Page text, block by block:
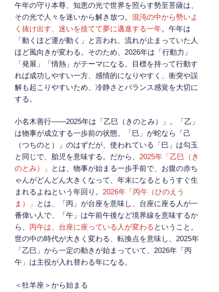
午年の守り本尊、知恵の光で世界を照らす勢至菩薩は、
その光で人々を迷いから解き放つ。 混沌の中から勢いよ
く抜け出す、迷いを捨てて夢に邁進する一年。午年は
「動くほど運が動く」と言われ、流れが止まっていた人
ほど風向きが変わる。そのため、2026年は「行動力」
「発展」「情熱」がテーマになる。目標を持って行動す
れば成功しやすい一方、感情的になりやすく、衝突や誤
解も起こりやすいため、冷静さとバランス感覚を大切に
する。
小名木善行――2025年は「乙巳（きのとみ）」。「乙」
は物事が成立する一歩前の状態。「巳」が蛇なら「己
（つちのと）」のはずだが、使われている「巳」は勾玉
と同じで、胎児を意味する。だから、 2025年「乙巳（き
のとみ）」
とは、物事が始まる一歩手前で、お腹の赤ち
ゃんがどんどん大きくなって、年末になるともうすぐ生
まれるよねという年回り。 2026年「丙午（ひのえう
ま）」
とは、「丙」が台座を意味し、台座に座る人が一
番偉い人で、「午」は午前午後など境界線を意味するか
ら、 丙午は、台座に座っている人が変わる ということ。
世の中の時代が大きく変わる、転換点を意味し、2025年
「乙巳」から一定の動きが始まっていて、2026年「丙
午」は主役が入れ替わる年になる。
＜牡羊座＞から始まる